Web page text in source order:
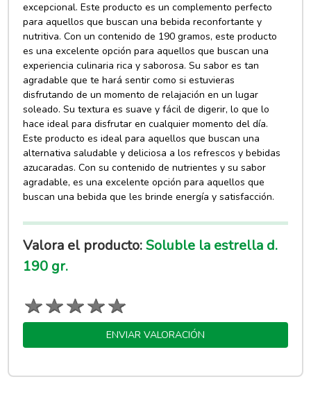
excepcional. Este producto es un complemento perfecto
para aquellos que buscan una bebida reconfortante y
nutritiva. Con un contenido de 190 gramos, este producto
es una excelente opción para aquellos que buscan una
experiencia culinaria rica y saborosa. Su sabor es tan
agradable que te hará sentir como si estuvieras
disfrutando de un momento de relajación en un lugar
soleado. Su textura es suave y fácil de digerir, lo que lo
hace ideal para disfrutar en cualquier momento del día.
Este producto es ideal para aquellos que buscan una
alternativa saludable y deliciosa a los refrescos y bebidas
azucaradas. Con su contenido de nutrientes y su sabor
agradable, es una excelente opción para aquellos que
buscan una bebida que les brinde energía y satisfacción.
Valora el producto:Soluble la estrella d.
190 gr.
ENVIAR VALORACIÓN